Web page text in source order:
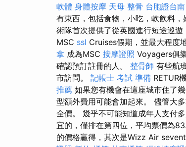
軟體 身體按摩 天母 整骨 台胞證台南
有東西，包括食物，小吃，軟飲料，
術隊首次提供了從英國進行短途巡
MSC ssl Cruises假期，並最大程度
拿 成為MSC 按摩證照 Voyagers俱
確認預訂註冊的人。 整骨師 有些航
市訪問。 記帳士 考試 準備 RETUR
推薦 如果您有機會在這座城市住了
型額外費用可能會加起來。 儘管大
全價。 幾乎不可能知道成年人支付
宜的，僅排在第四位，平均票價為
的價格贏得，其次是Wizz Air